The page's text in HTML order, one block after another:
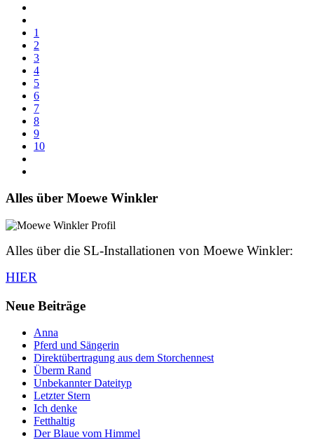
1
2
3
4
5
6
7
8
9
10
Alles über Moewe Winkler
Alles über die SL-Installationen von Moewe Winkler:
HIER
Neue Beiträge
Anna
Pferd und Sängerin
Direktübertragung aus dem Storchennest
Überm Rand
Unbekannter Dateityp
Letzter Stern
Ich denke
Fetthaltig
Der Blaue vom Himmel